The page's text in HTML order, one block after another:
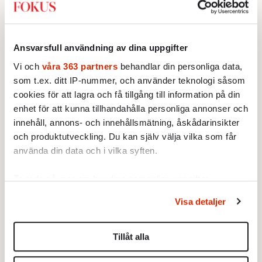
Ansvarsfull användning av dina uppgifter
Vi och våra 363 partners behandlar din personliga data,
som t.ex. ditt IP-nummer, och använder teknologi såsom
cookies för att lagra och få tillgång till information på din
enhet för att kunna tillhandahålla personliga annonser och
innehåll, annons- och innehållsmätning, åskådarinsikter
och produktutveckling. Du kan själv välja vilka som får
använda din data och i vilka syften.
Ta reda på mer om hur dina personliga uppgifter
Du kan ändra eller dra tillbaka ditt samtycke när som
helst från cookie-förklaringen.
Vi använder enhetsidentifierare för att anpassa innehållet
Visa detaljer
Tillåt alla
man har skadat sig, man
behöver hjälp.«
Klyftorna ökar mellan
tungviktarna
EKONOMI
Fest i Sverige, frossa i Irland.
Åtstramning i Europa, fullt ös i
USA. Kina säljer, USA köper.
Det är skillnaderna som
präglar vår ekonomi nästa år.
Drömmen om fristaden
Sverige
KULTUR
Julian Assange missade att
integritet är lika viktigt inom
sex som it. Han borde läsa sin
Stieg Larsson mer noggrant.
Martyrernas tid
Den moderna
självmordsbombaren föddes
Muhammed fördömde
»Sverige går
17 DECEMBER 2010
Statsminister Fredrik
femte år vid makten,